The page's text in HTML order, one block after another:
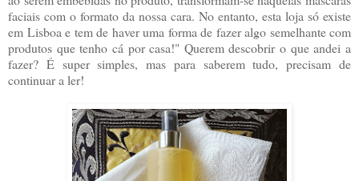
faciais com o formato da nossa cara. No entanto, esta loja só existe
em Lisboa e tem de haver uma forma de fazer algo semelhante com
produtos que tenho cá por casa!" Querem descobrir o que andei a
fazer? É super simples, mas para saberem tudo, precisam de
continuar a ler!